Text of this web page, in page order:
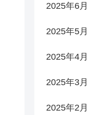
2025年6月
2025年5月
2025年4月
2025年3月
2025年2月